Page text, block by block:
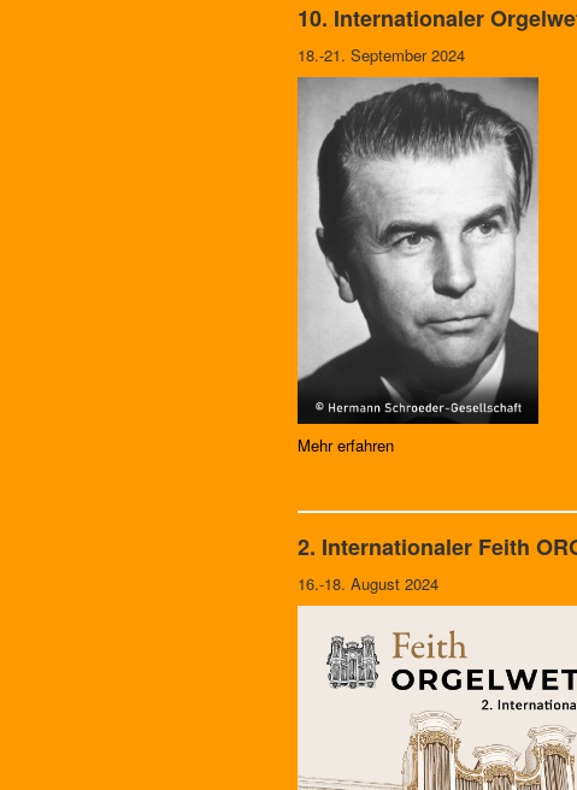
10. Internationaler
18.-21. September 2024
Mehr erfahren
2. Internationaler Feith
16.-18. August 2024